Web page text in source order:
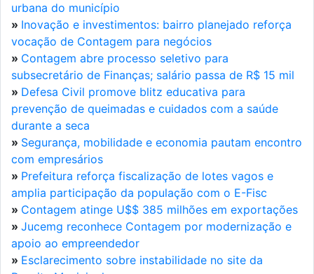
urbana do município
» Inovação e investimentos: bairro planejado reforça
vocação de Contagem para negócios
» Contagem abre processo seletivo para
subsecretário de Finanças; salário passa de R$ 15 mil
» Defesa Civil promove blitz educativa para
prevenção de queimadas e cuidados com a saúde
durante a seca
» Segurança, mobilidade e economia pautam encontro
com empresários
» Prefeitura reforça fiscalização de lotes vagos e
amplia participação da população com o E-Fisc
» Contagem atinge U$$ 385 milhões em exportações
» Jucemg reconhece Contagem por modernização e
apoio ao empreendedor
» Esclarecimento sobre instabilidade no site da